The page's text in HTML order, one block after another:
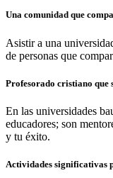
Una comunidad que
Asistir a una
de personas que
Profesorado cristiano que
En las universidades
educadores; son
y tu éxito.
Actividades significativas